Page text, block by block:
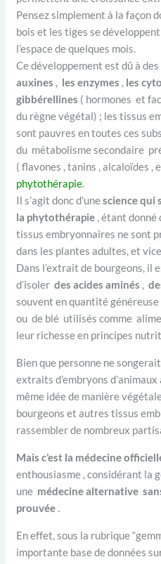
Pensez simplement à la façon
bois et les tiges se
l’espace de quelques mois.
Ce développement est dû à
auxines , les enzymes , les
gibbérellines ( hormones et
du règne végétal) ; les tissus
sont pauvres en toutes ces
du métabolisme secondaire
( flavones , tanins , alcaloïdes ,
phytothérapie.
Il s’agit donc d’unescience qui
la phytothérapie , étant donné
tissus embryonnaires ne sont
dans les plantes adultes, et
Dans l’extrait de bourgeons, il
d’isolerdes acides aminés ,
souvent en quantité généreuse
ou de blé utilisés comme
leur richesse en principes
Bien que personne ne
extraits d’embryons
même idée de manière
bourgeons et autres tissus
rassembler de nombreux
Mais c’est la médecine
enthousiasme , considérant la
une médecine alternative
prouvée .
En effet, sous la rubrique
importante base de données